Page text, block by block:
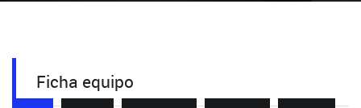
Ficha equipo